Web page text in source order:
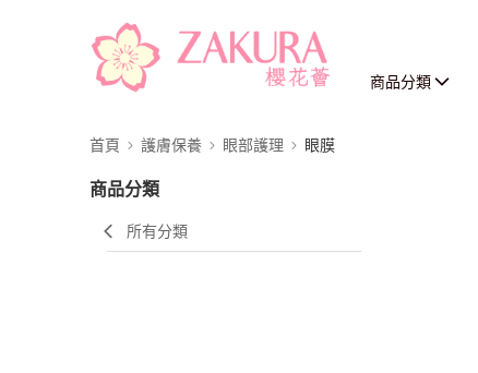
商品分類
首頁 護膚保養 眼部護理 眼膜
商品分類
所有分類